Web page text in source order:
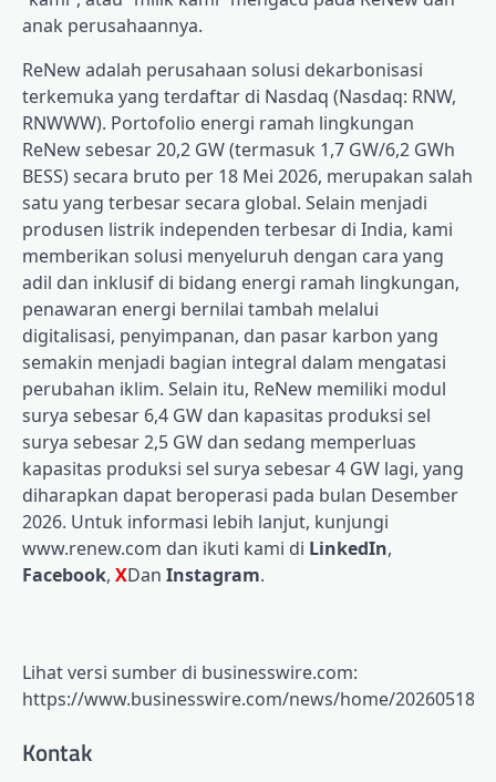
anak perusahaannya.
ReNew adalah perusahaan solusi dekarbonisasi
terkemuka yang terdaftar di Nasdaq (Nasdaq: RNW,
RNWWW). Portofolio energi ramah lingkungan
ReNew sebesar 20,2 GW (termasuk 1,7 GW/6,2 GWh
BESS) secara bruto per 18 Mei 2026, merupakan salah
satu yang terbesar secara global. Selain menjadi
produsen listrik independen terbesar di India, kami
memberikan solusi menyeluruh dengan cara yang
adil dan inklusif di bidang energi ramah lingkungan,
penawaran energi bernilai tambah melalui
digitalisasi, penyimpanan, dan pasar karbon yang
semakin menjadi bagian integral dalam mengatasi
perubahan iklim. Selain itu, ReNew memiliki modul
surya sebesar 6,4 GW dan kapasitas produksi sel
surya sebesar 2,5 GW dan sedang memperluas
kapasitas produksi sel surya sebesar 4 GW lagi, yang
diharapkan dapat beroperasi pada bulan Desember
2026. Untuk informasi lebih lanjut, kunjungi
www.renew.com dan ikuti kami di LinkedIn,
Facebook, XDan Instagram.
Lihat versi sumber di businesswire.com:
https://www.businesswire.com/news/home/
Kontak